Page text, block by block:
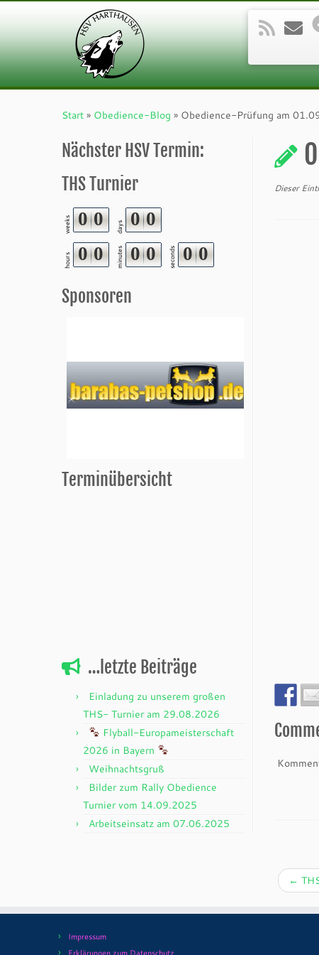
Start » Obedience-Blog » Obedience-Prüfung am
Nächster HSV Termin:
THS Turnier
weeks 0 0 days 0 0
hours 0 0 minutes 0 0 seconds 0 0
Sponsoren
Terminübersicht
…letzte Beiträge
Einladung zu unserem großen
THS- Turnier am 29.08.2026
Flyball-Europameisterschaft
2026 in Bayern
Weihnachtsgruß
Bilder zum Rally Obedience
Turnier vom 14.09.2025
Arbeitseinsatz am 07.06.2025
Dieser
←
Impressum